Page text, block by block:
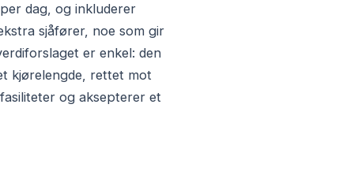
dag, og inkluderer
sjåfører, noe som gir
er enkel: den
kjørelengde, rettet mot
og aksepterer et